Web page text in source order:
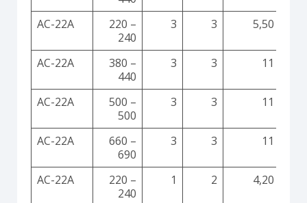
AC-22A
220 –
240
3 3 5,50
AC-22A
380 –
440
3 3 11
AC-22A
500 –
500
3 3 11
AC-22A
660 –
690
3 3 11
AC-22A
220 –
240
1 2 4,20